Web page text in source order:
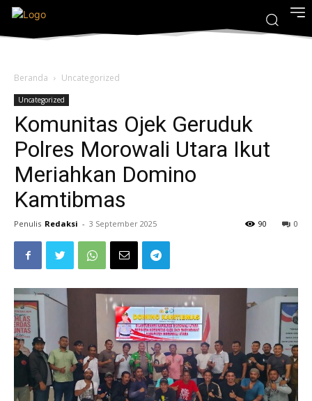
Beranda Uncategorized
Uncategorized
Komunitas Ojek Geruduk
Polres Morowali Utara Ikut
Meriahkan Domino
Kamtibmas
Penulis Redaksi - 3 September 2025 0
90